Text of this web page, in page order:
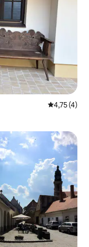
4,75 de
4,75 (4)